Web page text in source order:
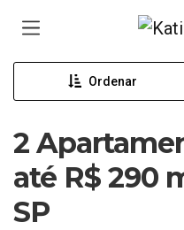
Ordenar
2
até R$ 290
SP